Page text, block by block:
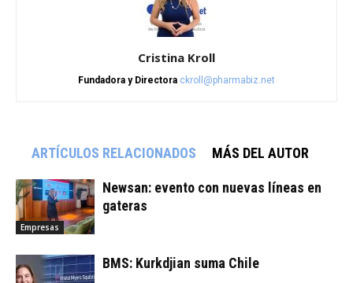
Cristina Kroll
Fundadora y Directora ckroll@pharmabiz.net
ARTÍCULOS RELACIONADOS MÁS DEL AUTOR
Empresas
Newsan: evento con nuevas líneas en
gateras
BMS: Kurkdjian suma Chile